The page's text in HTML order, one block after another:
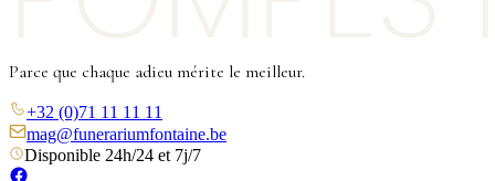
Parce que chaque adieu mérite le meilleur.
+32 (0)71 11 11 11
mag@funerariumfontaine.be
Disponible 24h/24 et 7j/7